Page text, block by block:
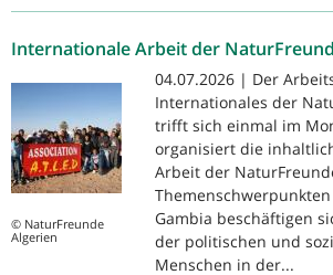
Internationale Arbeit der
© NaturFreunde
Algerien
04.07.2026 | Der
Internationales der
trifft sich einmal im
organisiert die
Arbeit der
Gambia beschäftigen
der politischen und
Menschen in der...